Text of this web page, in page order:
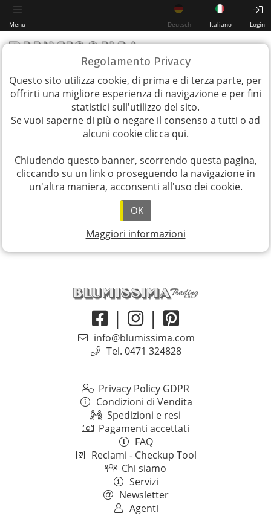
Regolamento Privacy
Questo sito utilizza cookie, di prima e di terza parte, per
offrirti una migliore esperienza di navigazione e per fini
statistici sull'utilizzo del sito.
Se vuoi saperne di più o negare il consenso a tutti o ad
alcuni cookie clicca qui.
Chiudendo questo banner, scorrendo questa pagina,
cliccando su un link o proseguendo la navigazione in
un'altra maniera, acconsenti all'uso dei cookie.
OK
Maggiori informazioni
Menu Deutsch Italiano Login
Download PDF
| |
info@blumissima.com
Tel. 0471 324828
Privacy Policy GDPR
Condizioni di Vendita
Spedizioni e resi
Pagamenti accettati
FAQ
Reclami - Checkup Tool
Chi siamo
Servizi
Newsletter
Agenti